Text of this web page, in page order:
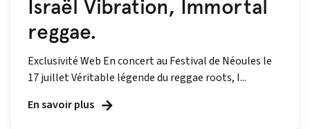
Israël Vibration, Immortal
reggae.
Exclusivité Web En concert au Festival de Néoules le
17 juillet Véritable légende du reggae roots, I...
En savoir plus